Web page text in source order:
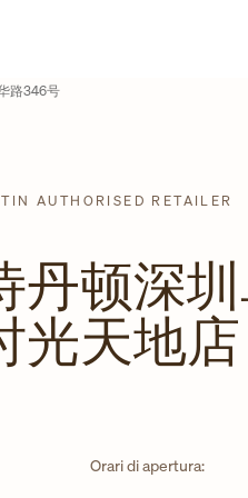
路346号
AUTHORISED RETAILER
丹顿深
光天地店
Orari di apertura: